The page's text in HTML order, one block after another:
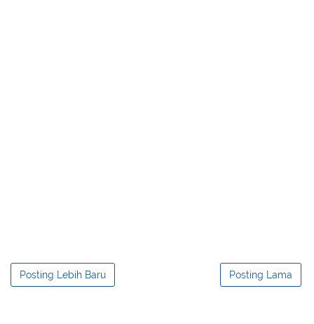
Posting Lebih Baru Posting Lama